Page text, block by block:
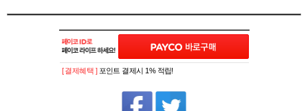
[ 결제혜택 ] 포인트 결제시 1% 적립!